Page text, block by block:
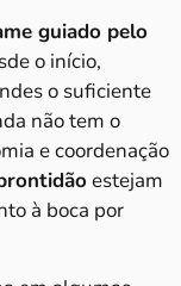
guiado pelo
o início,
o suficiente
não tem o
e coordenação
estejam
à boca por